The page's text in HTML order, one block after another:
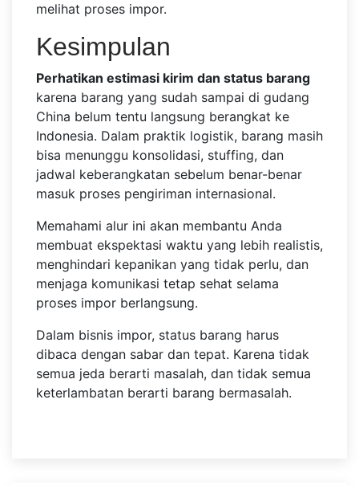
melihat proses impor.
Kesimpulan
Perhatikan estimasi kirim dan status barang
karena barang yang sudah sampai di gudang
China belum tentu langsung berangkat ke
Indonesia. Dalam praktik logistik, barang masih
bisa menunggu konsolidasi, stuffing, dan
jadwal keberangkatan sebelum benar-benar
masuk proses pengiriman internasional.
Memahami alur ini akan membantu Anda
membuat ekspektasi waktu yang lebih realistis,
menghindari kepanikan yang tidak perlu, dan
menjaga komunikasi tetap sehat selama
proses impor berlangsung.
Dalam bisnis impor, status barang harus
dibaca dengan sabar dan tepat. Karena tidak
semua jeda berarti masalah, dan tidak semua
keterlambatan berarti barang bermasalah.